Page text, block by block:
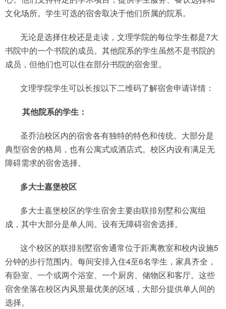
文化场所。学生可选的宿舍取决于他们所属的院系。
无论是选择住校还是走读，文理学院的每位学生都是7大
书院中的一个书院的成员。其他院系的学生虽然不是书院的
成员，但他们也可以住在部分书院的宿舍里。
文理学院学生可以长按以下二维码了解宿舍申请详情：
其他院系的学生：
圣乔治校区内的宿舍各有独特的特色和传统。大部分是
典型宿舍的格局，也有公寓式或酒店式。校区内设有满足无
障碍需求的宿舍选择。
多大士嘉堡校区
多大士嘉堡校区的学生宿舍主要由联排别墅和公寓组
成，其中大部分是单人间。设有无障碍宿舍选择。
这个校区的联排别墅宿舍通常位于距离教室和校内设施5
分钟的步行范围内。每间安排入住4至6名学生，家具齐全，
有卧室、一个或两个浴室、一个厨房、储物区和客厅。这些
宿舍坐落在校区内风景最优美的区域，大部分提供单人间的
选择。